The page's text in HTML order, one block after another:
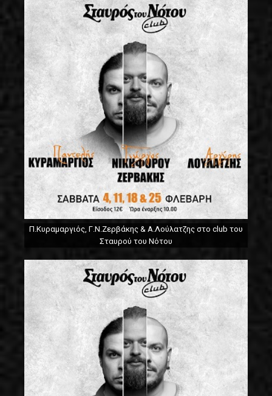
Π.Κυραμαργιός, Γ.Ν.Ζερβάκης & Α.Λούλατζης στο club του
Σταυρού του Νότου